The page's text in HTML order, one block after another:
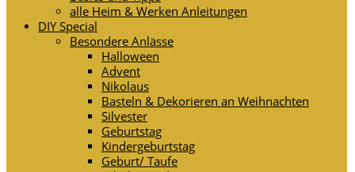
alle Heim & Werken Anleitungen
DIY Special
Besondere Anlässe
Halloween
Advent
Nikolaus
Basteln & Dekorieren an Weihnachten
Silvester
Geburtstag
Kindergeburtstag
Geburt/ Taufe